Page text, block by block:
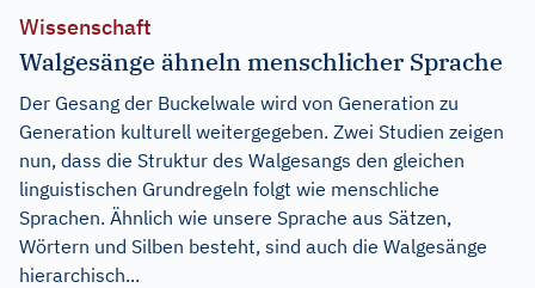
Wissenschaft
Walgesänge ähneln menschlicher Sprache
Der Gesang der Buckelwale wird von Generation zu
Generation kulturell weitergegeben. Zwei Studien zeigen
nun, dass die Struktur des Walgesangs den gleichen
linguistischen Grundregeln folgt wie menschliche
Sprachen. Ähnlich wie unsere Sprache aus Sätzen,
Wörtern und Silben besteht, sind auch die Walgesänge
hierarchisch...